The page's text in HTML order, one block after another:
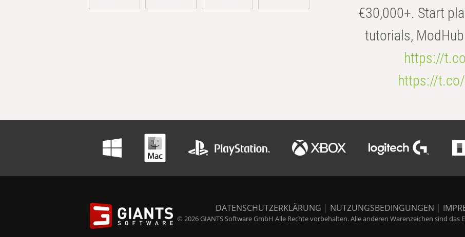
€30,000+. Start
tutorials,
https://
https://t.co/
DATENSCHUTZERKLÄRUNG | NUTZUNGSBEDINGUNGEN |
© 2026 GIANTS Software GmbH Alle Rechte vorbehalten. Alle anderen Warenzeichen sind das